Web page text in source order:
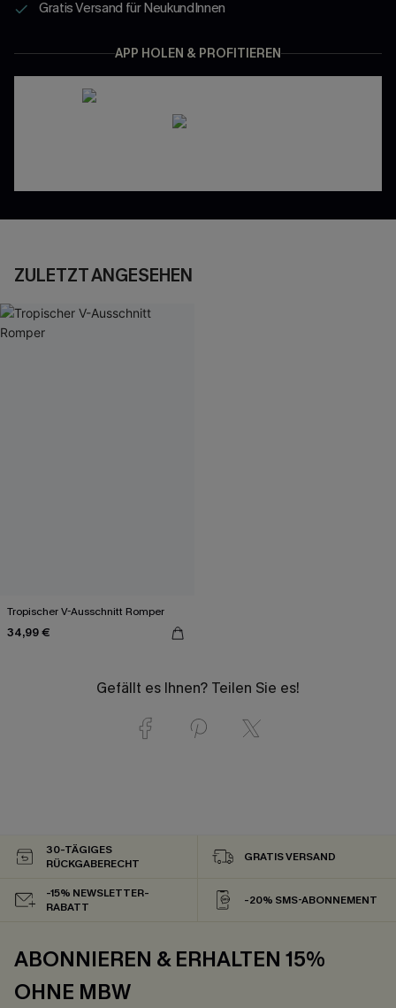
Gratis Versand für NeukundInnen
APP HOLEN & PROFITIEREN
ZULETZT ANGESEHEN
Tropischer V-Ausschnitt Romper
34,99 €
Gefällt es Ihnen? Teilen Sie es!
30-TÄGIGES
RÜCKGABERECHT
GRATIS VERSAND
-15% NEWSLETTER-
RABATT
-20% SMS-ABONNEMENT
ABONNIEREN & ERHALTEN 15%
OHNE MBW